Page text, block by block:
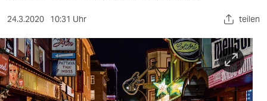
sport
berlin
24.3.2020 10:31 Uhr teilen